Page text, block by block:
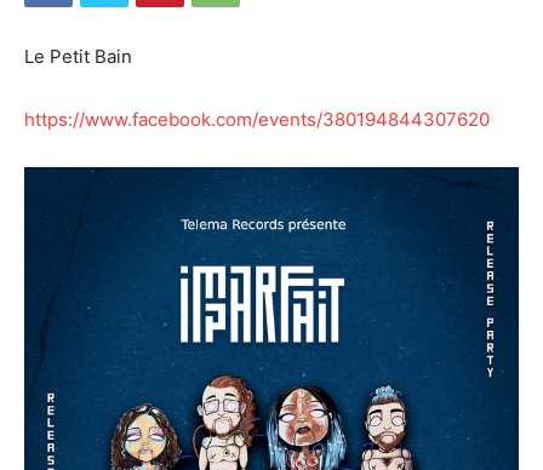
Le Petit Bain
https://www.facebook.com/events/380194844307620